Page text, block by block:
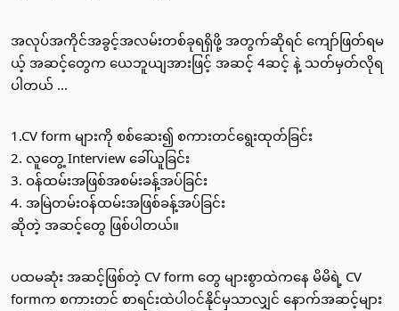
အလုပ်အကိုင်အခွင့်အလမ်းတစ်ခုရရှိဖို့ အတွက်ဆိုရင် ကျော်ဖြတ်ရမ
ယ့် အဆင့်တွေက ယေဘူယျအားဖြင့် အဆင့် 4ဆင့် နဲ့ သတ်မှတ်လိုရ
ပါတယ် ...
1.CV form များကို စစ်ဆေး၍ စကားတင်ရွေးထုတ်ခြင်း
2. လူတွေ့ Interview ခေါ်ယူခြင်း
3. ဝန်ထမ်းအဖြစ်အစမ်းခန့်အပ်ခြင်း
4. အမြဲတမ်းဝန်ထမ်းအဖြစ်ခန့်အပ်ခြင်း
ဆိုတဲ့ အဆင့်တွေ ဖြစ်ပါတယ်။
ပထမဆုံး အဆင့်ဖြစ်တဲ့ CV form တွေ များစွာထဲကနေ မိမိရဲ့ CV
formက စကားတင် စာရင်းထဲပါဝင်နိုင်မှသာလျှင် နောက်အဆင့်များ